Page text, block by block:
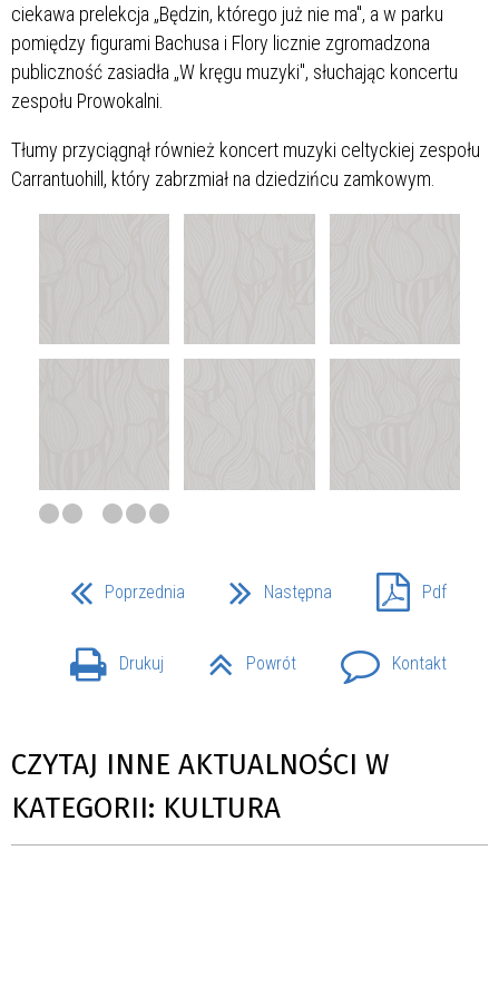
ciekawa prelekcja „Będzin, którego już nie ma", a w parku
pomiędzy figurami Bachusa i Flory licznie zgromadzona
publiczność zasiadła „W kręgu muzyki", słuchając koncertu
zespołu Prowokalni.
Tłumy przyciągnął również koncert muzyki celtyckiej zespołu
Carrantuohill, który zabrzmiał na dziedzińcu zamkowym.
Poprzednia Następna Pdf
Drukuj Powrót Kontakt
CZYTAJ INNE AKTUALNOŚCI W
KATEGORII: KULTURA